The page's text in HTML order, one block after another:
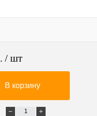
/ шт
В корзину